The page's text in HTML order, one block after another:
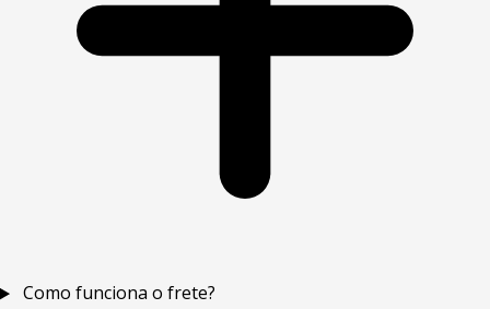
Como funciona o frete?